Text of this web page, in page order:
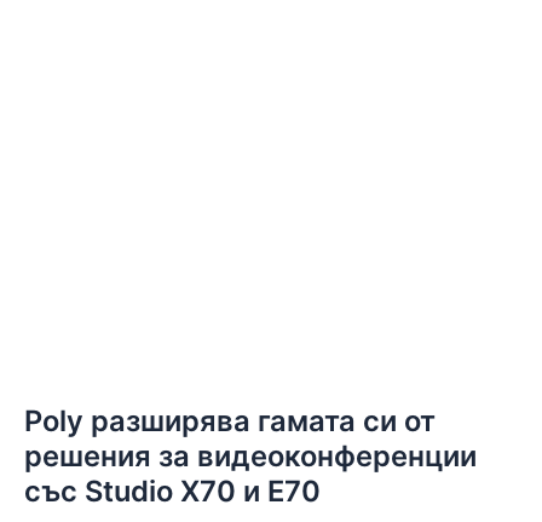
Poly разширява гамата си от
решения за видеоконференции
със Studio X70 и E70